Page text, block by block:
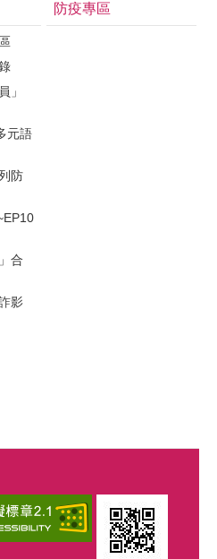
」
元語
防
合
影
防疫專區